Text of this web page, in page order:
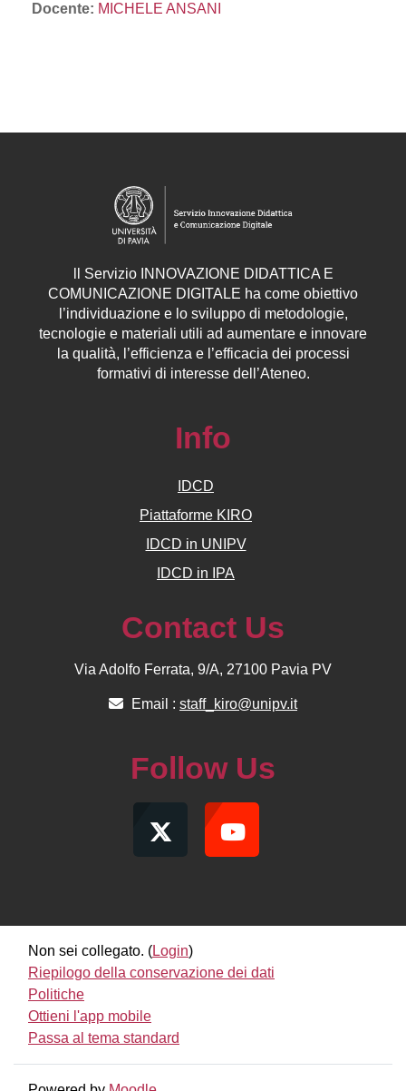
Docente: MICHELE ANSANI
Servizio INNOVAZIONE DIDATTICA E
COMUNICAZIONE DIGITALE ha come obiettivo
l’individuazione e lo sviluppo di metodologie,
tecnologie e materiali utili ad aumentare e innovare
la qualità, l’efficienza e l’efficacia dei processi
formativi di interesse dell’Ateneo.
Info
IDCD
Piattaforme KIRO
IDCD in UNIPV
IDCD in IPA
Contact Us
Via Adolfo Ferrata, 9/A, 27100 Pavia PV
Email : staff_kiro@unipv.it
Follow Us
Non sei collegato. (Login)
Riepilogo della conservazione dei dati
Politiche
Ottieni l'app mobile
Passa al tema standard